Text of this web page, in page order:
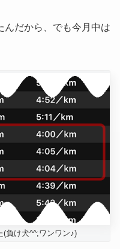
んだから、でも今月中は
(負け犬^^;ワンワン♪)